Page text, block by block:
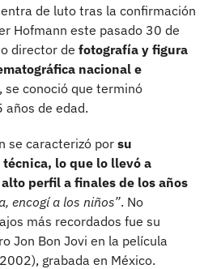
de luto tras la confirmación
Hofmann este pasado 30 de
director de fotografía y figura
nacional e
se conoció que terminó
años de edad.
se caracterizó porsu
lo que lo llevó a
perfil a finales de los años
encogí a los niños”. No
más recordados fue su
Jon Bon Jovi en la película
grabada en México.